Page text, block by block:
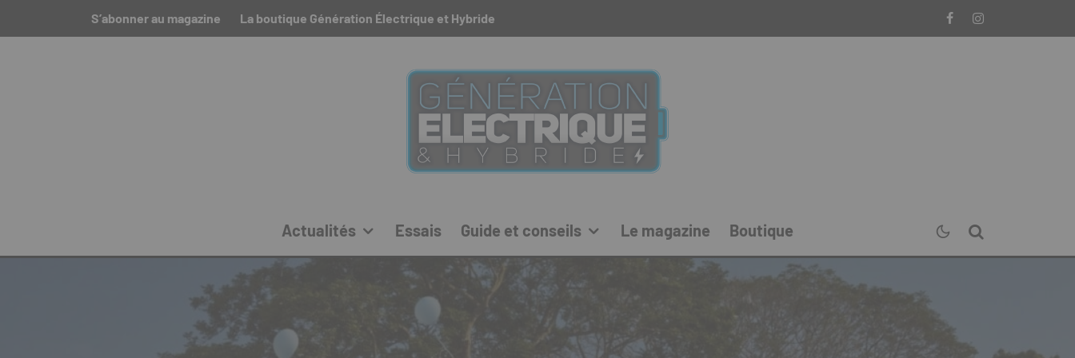
S’abonner au magazine La boutique Génération Électrique et Hybride
Actualités Essais Guide et conseils Le magazine Boutique